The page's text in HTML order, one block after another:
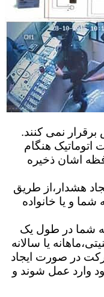
نمی کنند.
اتوماتیک هنگام
اشان ذخیره
هشدار،از طریق
شما و یا خانواده
شما در طول یک
یا سالانه
در صورت ایجاد
وارد عمل شوند و